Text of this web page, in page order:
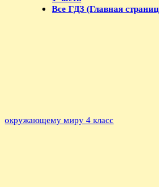
Все ГДЗ (Главная
окружающему миру 4 класс